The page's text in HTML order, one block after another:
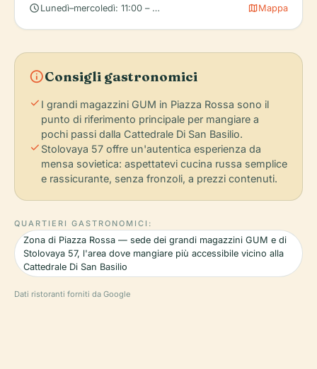
schedule Lunedì–mercoledì: 11:00 – 23:00 mapMappa
infoConsigli gastronomici
check I grandi magazzini GUM in Piazza Rossa sono il
punto di riferimento principale per mangiare a
pochi passi dalla Cattedrale Di San Basilio.
check Stolovaya 57 offre un'autentica esperienza da
mensa sovietica: aspettatevi cucina russa semplice
e rassicurante, senza fronzoli, a prezzi contenuti.
QUARTIERI GASTRONOMICI:
Zona di Piazza Rossa — sede dei grandi magazzini GUM e di
Stolovaya 57, l'area dove mangiare più accessibile vicino alla
Cattedrale Di San Basilio
Dati ristoranti forniti da Google